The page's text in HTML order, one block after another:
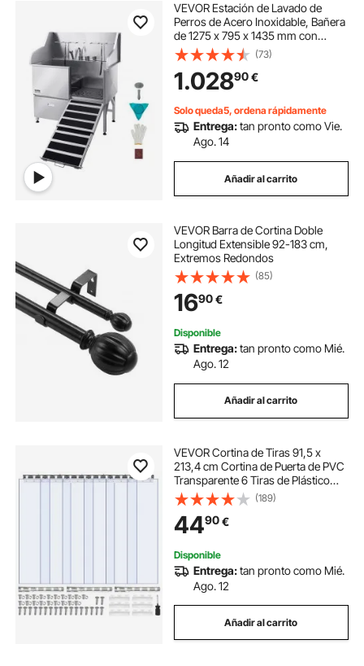
VEVOR Estación de Lavado de
Perros de Acero Inoxidable, Bañera
de 1275 x 795 x 1435 mm con
Rampa, Grifo, Ducha y Correa
Carga de 200 kg para Mascotas
Grandes, Medianas y Pequeñas,
Puerta Derecha
(73)
1.02890€
Solo queda5, ordena rápidamente
Entrega:tan pronto como Vie.
Ago. 14
Añadir al carrito
VEVOR Barra de Cortina Doble
Longitud Extensible 92-183 cm,
Extremos Redondos
(85)
1690€
Disponible
Entrega:tan pronto como Mié.
Ago. 12
Añadir al carrito
VEVOR Cortina de Tiras 91,5 x
213,4 cm Cortina de Puerta de PVC
Transparente 6 Tiras de Plástico
Espesor de 2 mm para Puerta de
Cámara Frigorífica, Almacén,
Refrigerador de Supermercado,
Garajes
(189)
4490€
Disponible
Entrega:tan pronto como Mié.
Ago. 12
Añadir al carrito